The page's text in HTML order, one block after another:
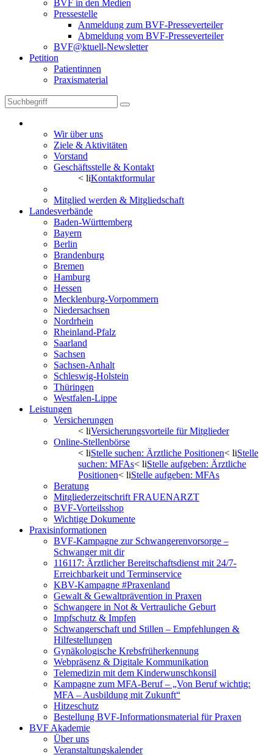
BVF in den Medien
Pressestelle
Anmeldung zum BVF-Presseverteiler
Abmeldung vom BVF-Presseverteiler
BVF@ktuell-Newsletter
Petition
Patientinnen
Praxismaterial
Wir über uns
Ziele & Aktivitäten
Vorstand
Geschäftsstelle & Kontakt
< liKontaktformular
Mitglied werden & Mitgliedschaft
Landesverbände
Baden-Württemberg
Bayern
Berlin
Brandenburg
Bremen
Hamburg
Hessen
Mecklenburg-Vorpommern
Niedersachsen
Nordrhein
Rheinland-Pfalz
Saarland
Sachsen
Sachsen-Anhalt
Schleswig-Holstein
Thüringen
Westfalen-Lippe
Leistungen
Versicherungen
< liVersicherungsvorteile für Mitglieder
Online-Stellenbörse
< liStelle suchen: Ärztliche Positionen< liStelle
suchen: MFAs< liStelle aufgeben: Ärztliche
Positionen< liStelle aufgeben: MFAs
Beratung
Mitgliederzeitschrift FRAUENARZT
BVF-Vorteilsshop
Wichtige Dokumente
Praxisinformationen
BVF-Kampagne zur Schwangerenvorsorge –
Schwanger mit dir
116117: Ärztlicher Bereitschaftsdienst mit 24/7-
Erreichbarkeit und Terminservice
KBV-Kampagne #Praxenland
Gewalt & Gewaltprävention in Praxen
Schwangere in Not & Vertrauliche Geburt
Impfschutz & Impfen
Schwangerschaft und Stillen – Empfehlungen &
Hilfestellungen
Gynäkologische Krebsfrüherkennung
Webpräsenz & Digitale Kommunikation
Telemedizin mit dem Kinderwunschkonsil
Kampagne zum MFA-Beruf – „Von Beruf wichtig:
MFA – Ausbildung mit Zukunft“
Hitzeschutz
Bestellung BVF-Informationsmaterial für Praxen
BVF Akademie
Über uns
Veranstaltungskalender